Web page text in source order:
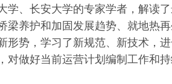
学、长安大学的专家学者，解读
梁养护和加固发展趋势、就地热
形势，学习了新规范、新技术，
对做好当前运营计划编制工作和